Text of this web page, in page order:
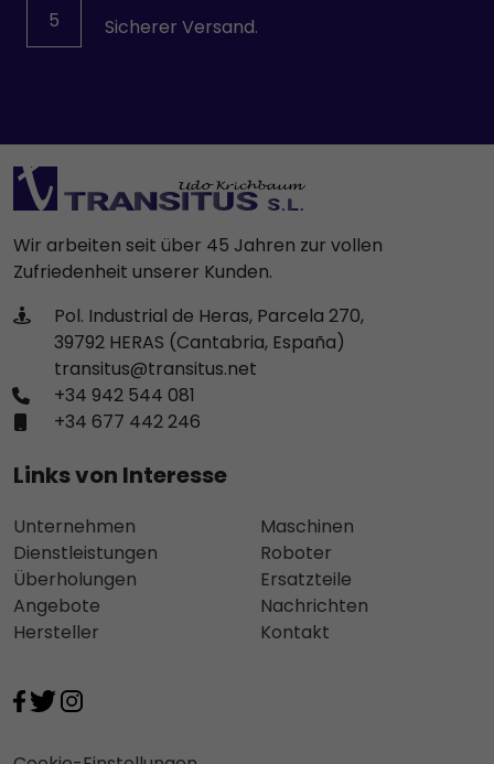
5 Sicherer Versand.
Wir arbeiten seit über 45 Jahren zur vollen
Zufriedenheit unserer Kunden.
Pol. Industrial de Heras, Parcela 270,
39792 HERAS (Cantabria, España)
transitus@transitus.net
+34 942 544 081
+34 677 442 246
Links von Interesse
Unternehmen
Dienstleistungen
Überholungen
Angebote
Hersteller
Maschinen
Roboter
Ersatzteile
Nachrichten
Kontakt